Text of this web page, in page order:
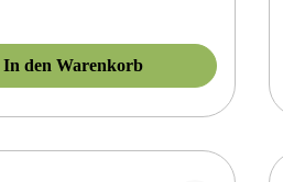
In den Warenkorb